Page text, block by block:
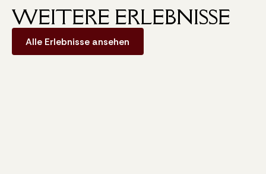
WEITERE ERLEBNISSE
Alle Erlebnisse ansehen